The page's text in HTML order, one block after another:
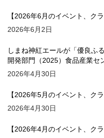
【2026年6月のイベント、ク
2026年6月2日
しまね神紅エールが「優良
開発部門（2025）食品産業セ
2026年4月30日
【2026年5月のイベント、ク
2026年4月30日
【2026年4月のイベント、ク